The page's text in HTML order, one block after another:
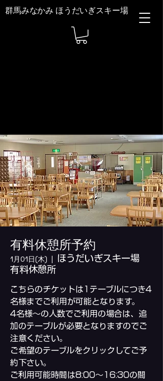
群馬みなかみ ほうだいぎスキー場
有料休憩所予約
1月01日(木)
  |
ほうだいぎスキー場
有料休憩所
こちらのチケットは1テーブルにつき4
名様までご利用が可能となります。
4名様～の人数でご利用の場合は、追
加のテーブルが必要となりますのでご
注意ください。
ご希望のテーブルをクリックしてご予
約下さい。
ご利用可能時間は8:00～16:30の間